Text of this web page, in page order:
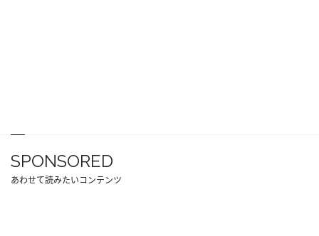
SPONSORED
あわせて読みたいコンテンツ